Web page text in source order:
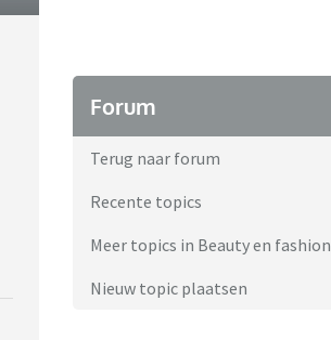
Forum
Terug naar forum
Recente topics
Meer topics in Beauty en fashion
Nieuw topic plaatsen